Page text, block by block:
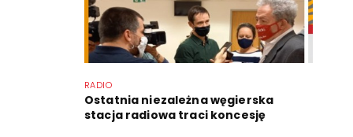
RADIO
Ostatnia niezależna węgierska
stacja radiowa traci koncesję